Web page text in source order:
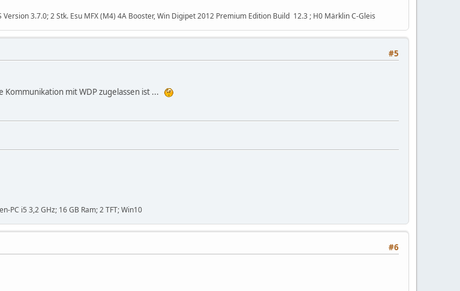
Version 3.7.0; 2 Stk. Esu MFX (M4) 4A Booster, Win Digipet 2012 Premium Edition Build 12.3 ; H0 Märklin C-Gleis
#5
Kommunikation mit WDP zugelassen ist ...
PC i5 3,2 GHz; 16 GB Ram; 2 TFT; Win10
#6